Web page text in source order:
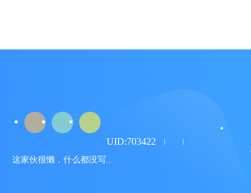
UID:703422
这家伙很懒，什么都没写...